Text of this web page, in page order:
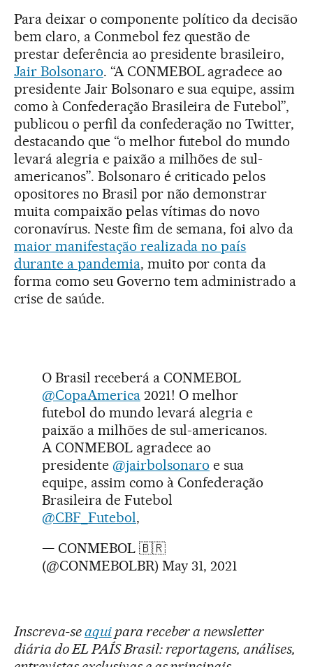
Para deixar o componente político da decisão
bem claro, a Conmebol fez questão de
prestar deferência ao presidente brasileiro,
Jair Bolsonaro. “A CONMEBOL agradece ao
presidente Jair Bolsonaro e sua equipe, assim
como à Confederação Brasileira de Futebol”,
publicou o perfil da confederação no Twitter,
destacando que “o melhor futebol do mundo
levará alegria e paixão a milhões de sul-
americanos”. Bolsonaro é criticado pelos
opositores no Brasil por não demonstrar
muita compaixão pelas vítimas do novo
coronavírus. Neste fim de semana, foi alvo da
maior manifestação realizada no país
durante a pandemia, muito por conta da
forma como seu Governo tem administrado a
crise de saúde.
O Brasil receberá a CONMEBOL
@CopaAmerica 2021! O melhor
futebol do mundo levará alegria e
paixão a milhões de sul-americanos.
A CONMEBOL agradece ao
presidente @jairbolsonaro e sua
equipe, assim como à Confederação
Brasileira de Futebol
@CBF_Futebol,
— CONMEBOL 🇧🇷
(@CONMEBOLBR) May 31, 2021
Inscreva-seaquipara receber a newsletter
diária do EL PAÍS Brasil: reportagens, análises,